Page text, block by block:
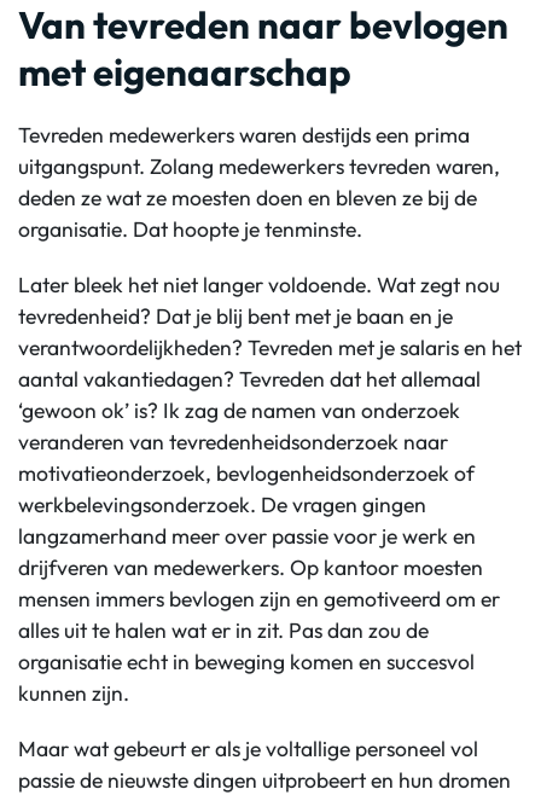
Van tevreden naar bevlogen
met eigenaarschap
Tevreden medewerkers waren destijds een prima
uitgangspunt. Zolang medewerkers tevreden waren,
deden ze wat ze moesten doen en bleven ze bij de
organisatie. Dat hoopte je tenminste.
Later bleek het niet langer voldoende. Wat zegt nou
tevredenheid? Dat je blij bent met je baan en je
verantwoordelijkheden? Tevreden met je salaris en het
aantal vakantiedagen? Tevreden dat het allemaal
‘gewoon ok’ is? Ik zag de namen van onderzoek
veranderen van tevredenheidsonderzoek naar
motivatieonderzoek, bevlogenheidsonderzoek of
werkbelevingsonderzoek. De vragen gingen
langzamerhand meer over passie voor je werk en
drijfveren van medewerkers. Op kantoor moesten
mensen immers bevlogen zijn en gemotiveerd om er
alles uit te halen wat er in zit. Pas dan zou de
organisatie echt in beweging komen en succesvol
kunnen zijn.
Maar wat gebeurt er als je voltallige personeel vol
passie de nieuwste dingen uitprobeert en hun dromen